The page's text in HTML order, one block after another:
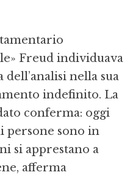
Freud individuava
nella sua
indefinito. La
conferma: oggi
persone sono in
si apprestano a
afferma